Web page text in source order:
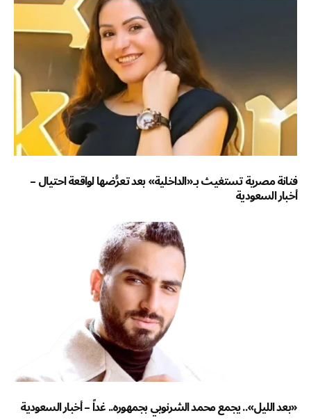
فنانة مصرية تستغيث بـ«الداخلية» بعد تعرُّضها لواقعة احتيال –
أخبار السعودية
«بعد الليل».. يجمع محمد الشرنوبي بجمهوره.. غداً – أخبار السعودية